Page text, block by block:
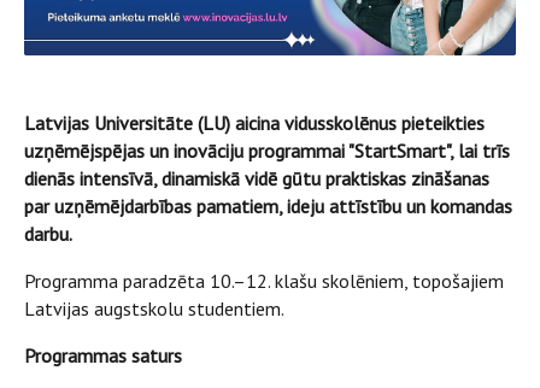
Latvijas Universitāte (LU) aicina vidusskolēnus pieteikties
uzņēmējspējas un inovāciju programmai "StartSmart", lai trīs
dienās intensīvā, dinamiskā vidē gūtu praktiskas zināšanas
par uzņēmējdarbības pamatiem, ideju attīstību un komandas
darbu.
Programma paradzēta 10.–12. klašu skolēniem, topošajiem
Latvijas augstskolu studentiem.
Programmas saturs